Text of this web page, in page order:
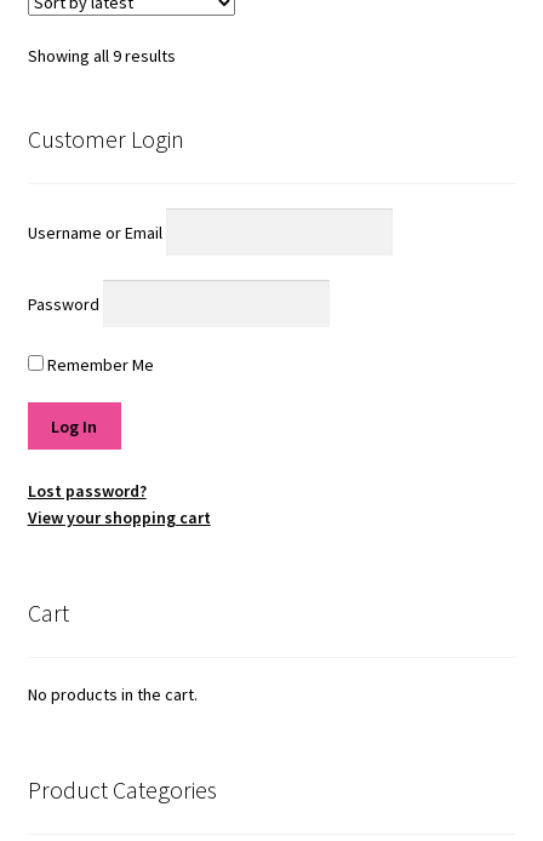
Showing all 9 results
Customer Login
Username or Email
Password
Remember Me
Lost password?
View your shopping cart
Cart
No products in the cart.
Product Categories